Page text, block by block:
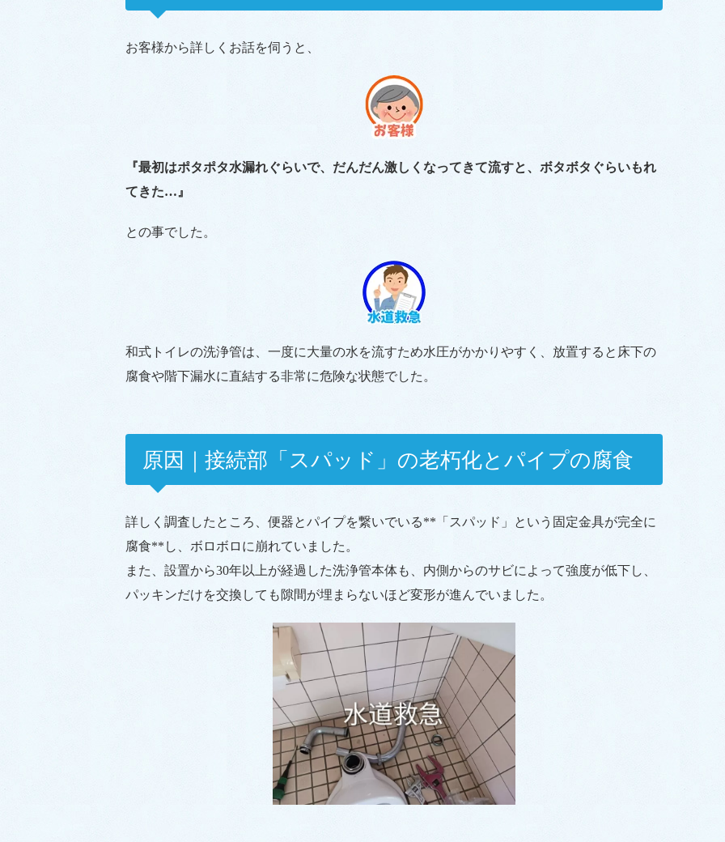
お客様から詳しくお話を伺うと、
『最初はポタポタ水漏れぐらいで、だんだん激しくなってきて流すと、ボタボタぐらいもれ
てきた…』
との事でした。
和式トイレの洗浄管は、一度に大量の水を流すため水圧がかかりやすく、放置すると床下の
腐食や階下漏水に直結する非常に危険な状態でした。
原因｜接続部「スパッド」の老朽化とパイプの腐食
詳しく調査したところ、便器とパイプを繋いでいる**「スパッド」という固定金具が完全に
腐食**し、ボロボロに崩れていました。
また、設置から30年以上が経過した洗浄管本体も、内側からのサビによって強度が低下し、
パッキンだけを交換しても隙間が埋まらないほど変形が進んでいました。